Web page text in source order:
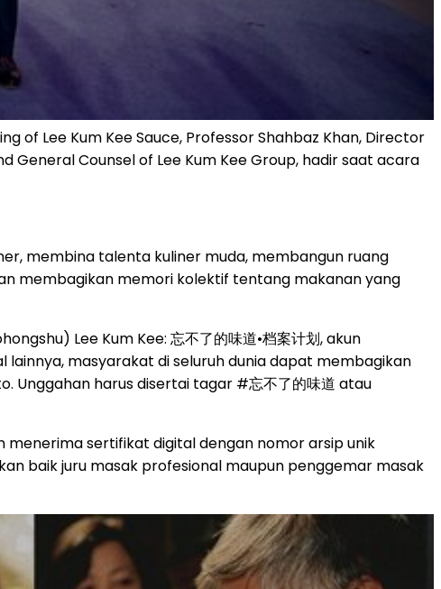
of Lee Kum Kee Sauce, Professor Shahbaz Khan, Director
General Counsel of Lee Kum Kee Group, hadir saat acara
membina talenta kuliner muda, membangun ruang
membagikan memori kolektif tentang makanan yang
Lee Kum Kee: 忘不了的味道•档案计划, akun
lainnya, masyarakat di seluruh dunia dapat membagikan
Unggahan harus disertai tagar #忘不了的味道 atau
menerima sertifikat digital dengan nomor arsip unik
baik juru masak profesional maupun penggemar masak